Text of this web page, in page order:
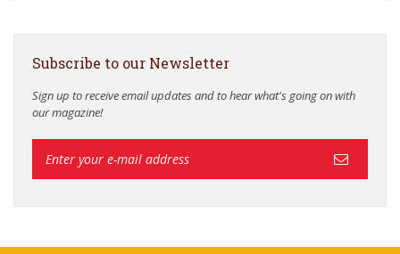
Subscribe to our Newsletter
Sign up to receive email updates and to hear what's going on with
our magazine!